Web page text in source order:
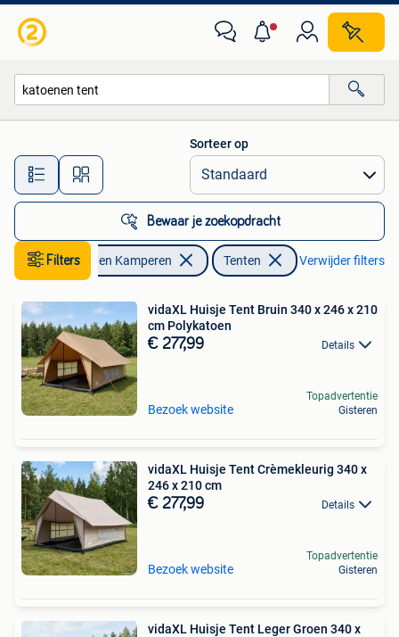
Alle afstanden…
Sorteer op
Bewaar je zoekopdracht
Filters
Caravans en Kamperen Tenten Verwijder filters
vidaXL Huisje Tent Bruin 340 x 246 x 210
cm Polykatoen
€ 277,99 Details
Bezoek website
Topadvertentie
Gisteren
vidaXL Huisje Tent Crèmekleurig 340 x
246 x 210 cm
€ 277,99 Details
Bezoek website
Topadvertentie
Gisteren
vidaXL Huisje Tent Leger Groen 340 x